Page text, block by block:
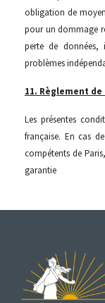
obligation de
pour un dommage
perte de données,
problèmes
11. Règlement
Les présentes
française. En cas
compétents de
garantie